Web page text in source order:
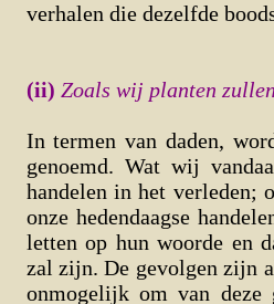
verhalen die dezelfde
(ii) Zoals wij planten
In termen van daden,
genoemd. Wat wij
handelen in het verleden;
onze hedendaagse
letten op hun woorde en
zal zijn. De gevolgen zijn
onmogelijk om van deze